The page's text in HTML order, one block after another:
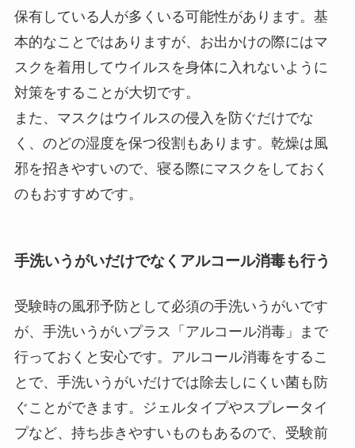
保有している人が多くいる可能性があります。基
本的なことではありますが、お出かけの際にはマ
スクを着用してウイルスを身体に入れないように
対策をすることが大切です。
また、マスクはウイルスの侵入を防ぐだけでな
く、のどの湿度を保つ役割もあります。乾燥は風
邪を招きやすいので、寝る際にマスクをしておく
のもおすすめです。
手洗いうがいだけでなくアルコール消毒も行う
受験時の風邪予防として必須の手洗いうがいです
が、手洗いうがいプラス「アルコール消毒」まで
行っておくと安心です。アルコール消毒をするこ
とで、手洗いうがいだけでは除去しにくい菌も防
ぐことができます。ジェルタイプやスプレータイ
プなど、持ち歩きやすいものもあるので、受験前